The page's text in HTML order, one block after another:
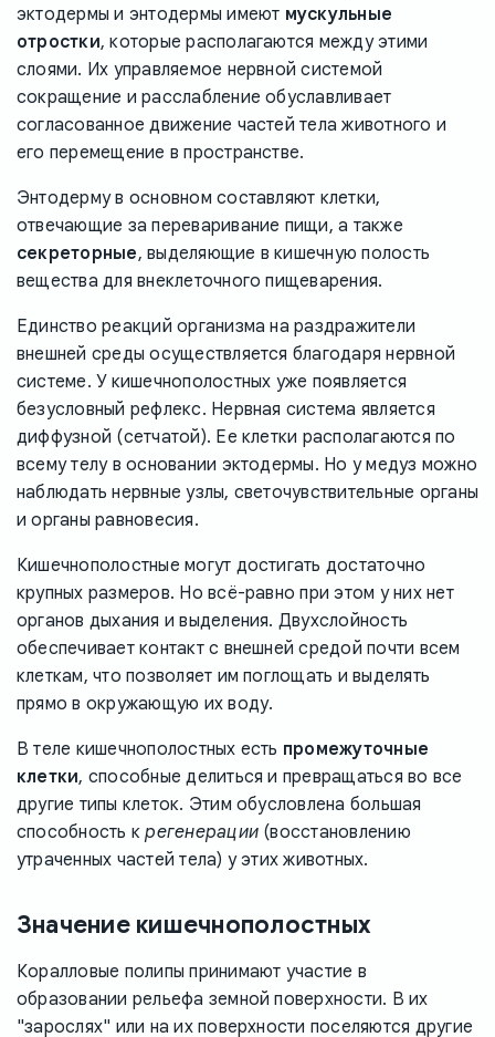
эктодермы и энтодермы имеют мускульные
отростки, которые располагаются между этими
слоями. Их управляемое нервной системой
сокращение и расслабление обуславливает
согласованное движение частей тела животного и
его перемещение в пространстве.
Энтодерму в основном составляют клетки,
отвечающие за переваривание пищи, а также
секреторные, выделяющие в кишечную полость
вещества для внеклеточного пищеварения.
Единство реакций организма на раздражители
внешней среды осуществляется благодаря нервной
системе. У кишечнополостных уже появляется
безусловный рефлекс. Нервная система является
диффузной (сетчатой). Ее клетки располагаются по
всему телу в основании эктодермы. Но у медуз можно
наблюдать нервные узлы, светочувствительные органы
и органы равновесия.
Кишечнополостные могут достигать достаточно
крупных размеров. Но всё-равно при этом у них нет
органов дыхания и выделения. Двухслойность
обеспечивает контакт с внешней средой почти всем
клеткам, что позволяет им поглощать и выделять
прямо в окружающую их воду.
В теле кишечнополостных есть промежуточные
клетки, способные делиться и превращаться во все
другие типы клеток. Этим обусловлена большая
способность крегенерации (восстановлению
утраченных частей тела) у этих животных.
Значение кишечнополостных
Коралловые полипы принимают участие в
образовании рельефа земной поверхности. В их
"зарослях" или на их поверхности поселяются другие